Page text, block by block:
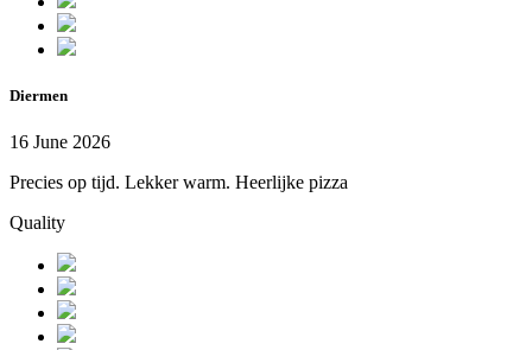
Diermen
16 June 2026
Precies op tijd. Lekker warm. Heerlijke pizza
Quality